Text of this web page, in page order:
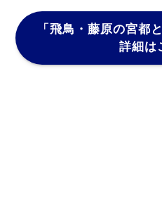
「飛鳥・藤原の宮都
詳細は